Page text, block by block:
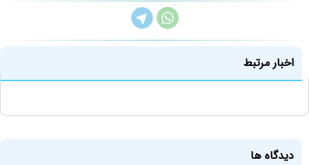
اخبار مرتبط
دیدگاه ها